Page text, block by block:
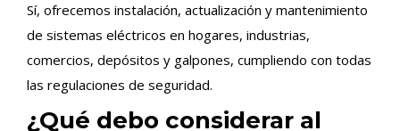
Sí, ofrecemos instalación, actualización y mantenimiento
de sistemas eléctricos en hogares, industrias,
comercios, depósitos y galpones, cumpliendo con todas
las regulaciones de seguridad.
¿Qué debo considerar al